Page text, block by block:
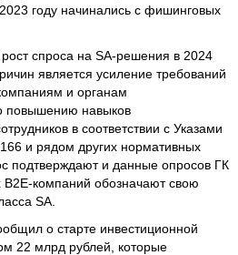
году начинались с фишинговых
спроса на SA-решения в 2024
является усиление требований
и органам
повышению навыков
в соответствии с Указами
и рядом других нормативных
подтверждают и данные опросов ГК
компаний обозначают свою
SA.
о старте инвестиционной
22 млрд рублей, которые